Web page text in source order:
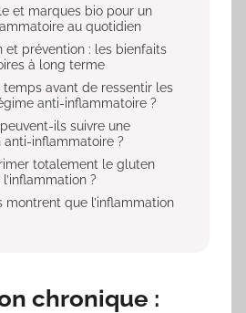
et marques bio pour un
au quotidien
et prévention : les bienfaits
à long terme
avant de ressentir les
anti-inflammatoire ?
ils suivre une
inflammatoire ?
totalement le gluten
?
montrent que l’inflammation
chronique :